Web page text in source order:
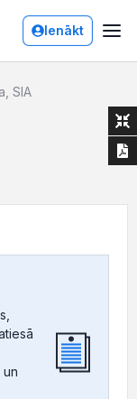
Ienākt
SIA
un